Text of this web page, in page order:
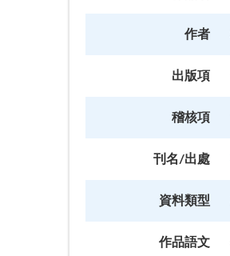
作者
出版項
稽核項
刊名/出處
資料類型
作品語文